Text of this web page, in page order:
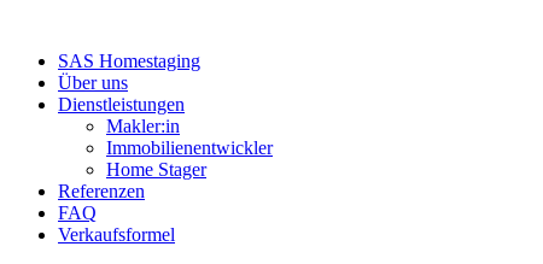
SAS Homestaging
Über uns
Dienstleistungen
Makler:in
Immobilienentwickler
Home Stager
Referenzen
FAQ
Verkaufsformel